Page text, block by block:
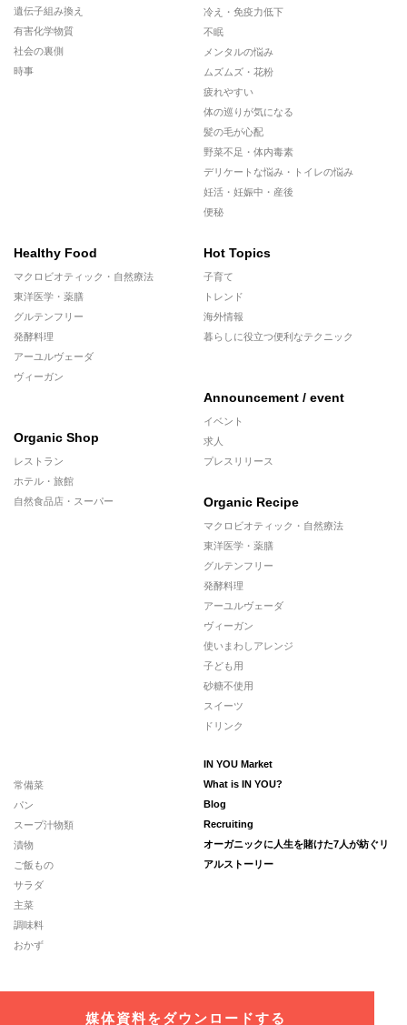
遺伝子組み換え
有害化学物質
社会の裏側
時事
冷え・免疫力低下
不眠
メンタルの悩み
ムズムズ・花粉
疲れやすい
体の巡りが気になる
髪の毛が心配
野菜不足・体内毒素
デリケートな悩み・トイレの悩み
妊活・妊娠中・産後
便秘
Healthy Food
マクロビオティック・自然療法
東洋医学・薬膳
グルテンフリー
発酵料理
アーユルヴェーダ
ヴィーガン
Organic Shop
レストラン
ホテル・旅館
自然食品店・スーパー
Hot Topics
子育て
トレンド
海外情報
暮らしに役立つ便利なテクニック
Announcement / event
イベント
求人
プレスリリース
Organic Recipe
マクロビオティック・自然療法
東洋医学・薬膳
グルテンフリー
発酵料理
アーユルヴェーダ
ヴィーガン
使いまわしアレンジ
子ども用
砂糖不使用
スイーツ
ドリンク
常備菜
パン
スープ汁物類
漬物
ご飯もの
サラダ
主菜
調味料
おかず
IN YOU Market
What is IN YOU?
Blog
Recruiting
オーガニックに人生を賭けた7人が紡ぐリ
アルストーリー
媒体資料をダウンロードする